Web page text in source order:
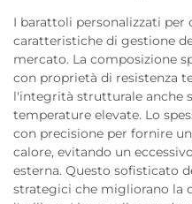
I barattoli personalizzati per
caratteristiche di gestione
mercato. La composizione
con proprietà di resistenza
l'integrità strutturale anche
temperature elevate. Lo
con precisione per fornire
calore, evitando un
esterna. Questo sofisticato
strategici che migliorano la